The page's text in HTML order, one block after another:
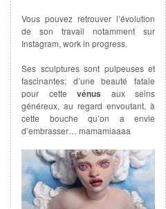
Vous pouvez retrouver l’évolution
de son travail notamment sur
Instagram, work in progress.
Ses sculptures sont pulpeuses et
fascinantes; d’une beauté fatale
pour cette vénus aux seins
généreux, au regard envoutant, à
cette bouche qu’on a envie
d’embrasser… mamamiaaaa